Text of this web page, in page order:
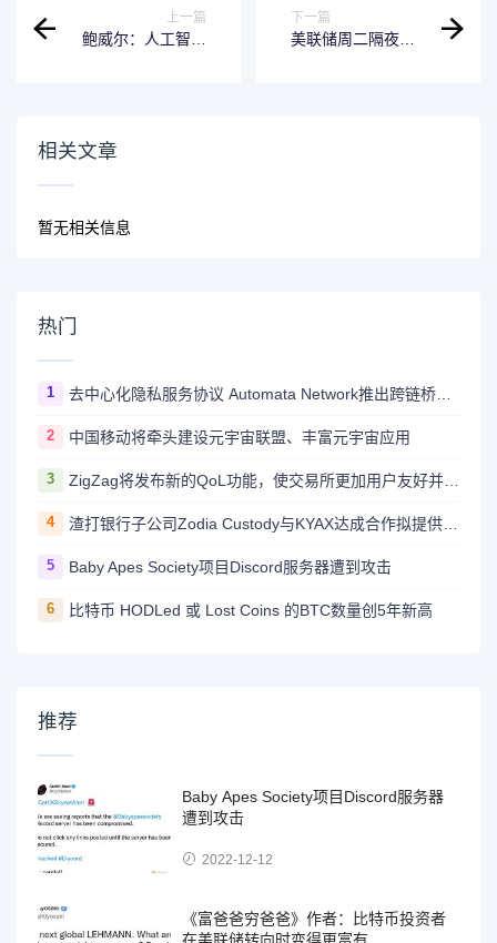
上一篇
鲍威尔：人工智能
下一篇
美联储周二隔夜逆
相关文章
暂无相关信息
热门
1 去中心化隐私服务协议 Automata Network推出跨链桥Carrier
2 中国移动将牵头建设元宇宙联盟、丰富元宇宙应用
3 ZigZag将发布新的QoL功能，使交易所更加用户友好并与CEX竞争
4 渣打银行子公司Zodia Custody与KYAX达成合作拟提供基于审计、业务和监管报告的加密托管服务
5 Baby Apes Society项目Discord服务器遭到攻击
6 比特币 HODLed 或 Lost Coins 的BTC数量创5年新高
推荐
Baby Apes Society项目Discord服务器
遭到攻击
2022-12-12
《富爸爸穷爸爸》作者：比特币投资者
在美联储转向时变得更富有